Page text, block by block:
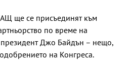
ще се присъединят към
по време на
Джо Байдън – нещо,
на Конгреса.